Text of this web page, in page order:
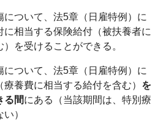
について、法5章（日雇特例）に
に相当する保険給付（被扶養者に
を受けることができる。
について、法5章（日雇特例）に
（療養費に相当する給付を含む） を
る間にある（当該期間は、特別療
）